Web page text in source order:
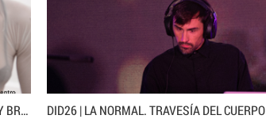
LECTURA PERFORMATIVA. VACAS, CERDOS, GUERRAS Y BRUJAS. EJERCICIO DE LECTURA EN COMPOSICIÓN ALEATORIA DE CANDELA CAPITÁN DID26 | LA NORMAL. TRAVESÍA DEL CUERPO